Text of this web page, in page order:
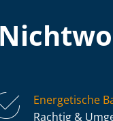
Energetische
Rachtig &